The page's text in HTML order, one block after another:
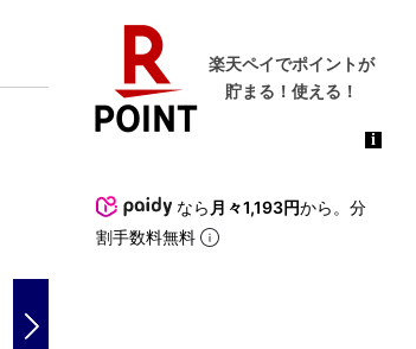
mi Note 9S スリム手帳型ケ
ース アスキーアート劇場 -
なら 月々1,193円から。分
割手数料無料